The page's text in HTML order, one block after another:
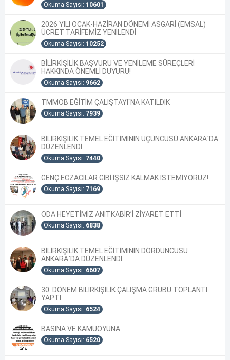
Okuma Sayısı: 10601
2026 YILI OCAK-HAZİRAN DÖNEMİ ASGARİ (EMSAL)
ÜCRET TARİFEMİZ YENİLENDİ
Okuma Sayısı: 10252
BİLİRKİŞİLİK BAŞVURU VE YENİLEME SÜREÇLERİ
HAKKINDA ÖNEMLİ DUYURU!
Okuma Sayısı: 9662
TMMOB EĞİTİM ÇALIŞTAYI`NA KATILDIK
Okuma Sayısı: 7939
BİLİRKİŞİLİK TEMEL EĞİTİMİNİN ÜÇÜNCÜSÜ ANKARA`DA
DÜZENLENDİ
Okuma Sayısı: 7440
GENÇ ECZACILAR GİBİ İŞSİZ KALMAK İSTEMİYORUZ!
Okuma Sayısı: 7169
ODA HEYETİMİZ ANITKABİR’İ ZİYARET ETTİ
Okuma Sayısı: 6838
BİLİRKİŞİLİK TEMEL EĞİTİMİNİN DÖRDÜNCÜSÜ
ANKARA`DA DÜZENLENDİ
Okuma Sayısı: 6607
30. DÖNEM BİLİRKİŞİLİK ÇALIŞMA GRUBU TOPLANTI
YAPTI
Okuma Sayısı: 6524
BASINA VE KAMUOYUNA
Okuma Sayısı: 6520